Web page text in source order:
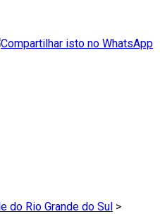
do Rio Grande do Sul >